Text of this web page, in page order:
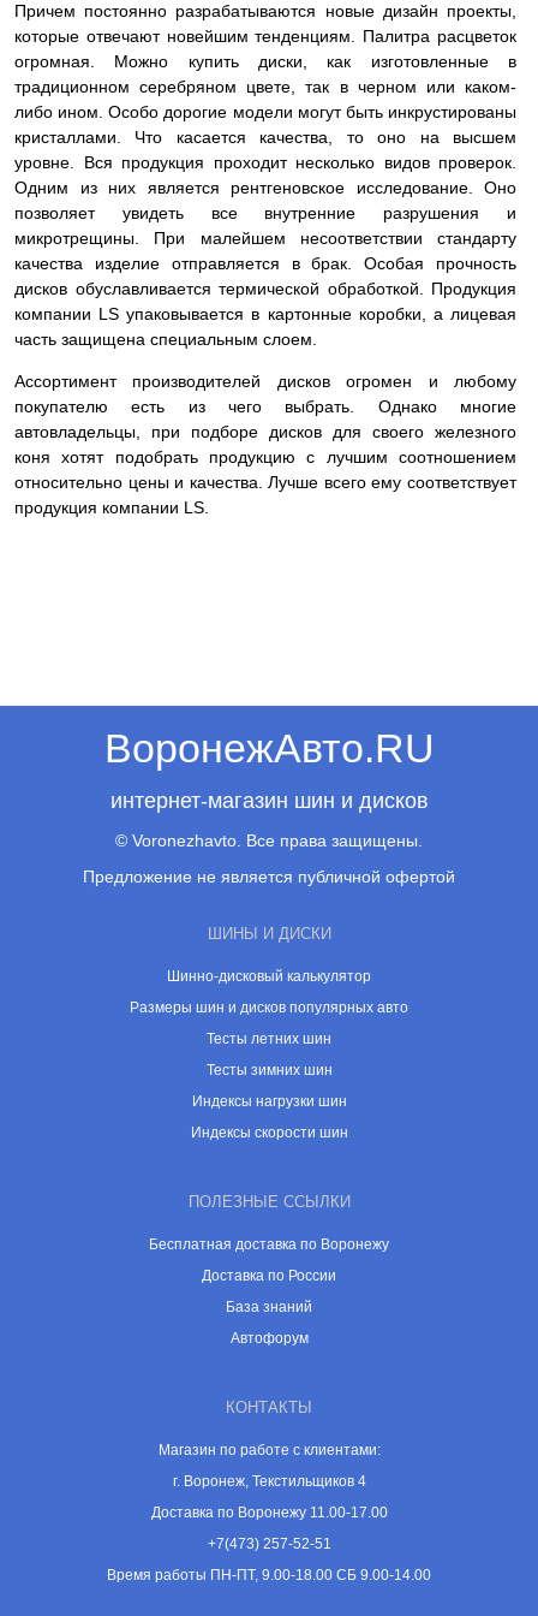
Причем постоянно разрабатываются новые дизайн проекты,
которые отвечают новейшим тенденциям. Палитра расцветок
огромная. Можно купить диски, как изготовленные в
традиционном серебряном цвете, так в черном или каком-
либо ином. Особо дорогие модели могут быть инкрустированы
кристаллами. Что касается качества, то оно на высшем
уровне. Вся продукция проходит несколько видов проверок.
Одним из них является рентгеновское исследование. Оно
позволяет увидеть все внутренние разрушения и
микротрещины. При малейшем несоответствии стандарту
качества изделие отправляется в брак. Особая прочность
дисков обуславливается термической обработкой. Продукция
компании LS упаковывается в картонные коробки, а лицевая
часть защищена специальным слоем.
Ассортимент производителей дисков огромен и любому
покупателю есть из чего выбрать. Однако многие
автовладельцы, при подборе дисков для своего железного
коня хотят подобрать продукцию с лучшим соотношением
относительно цены и качества. Лучше всего ему соответствует
продукция компании LS.
ВоронежАвто.RU
интернет-магазин шин и дисков
© Voronezhavto. Все права защищены.
Предложение не является публичной офертой
ШИНЫ И ДИСКИ
Шинно-дисковый калькулятор
Размеры шин и дисков популярных авто
Тесты летних шин
Тесты зимних шин
Индексы нагрузки шин
Индексы скорости шин
ПОЛЕЗНЫЕ ССЫЛКИ
Бесплатная доставка по Воронежу
Доставка по России
База знаний
Автофорум
КОНТАКТЫ
Магазин по работе с клиентами:
г. Воронеж, Текстильщиков 4
Доставка по Воронежу 11.00-17.00
+7(473) 257-52-51
Время работы ПН-ПТ, 9.00-18.00 СБ 9.00-14.00